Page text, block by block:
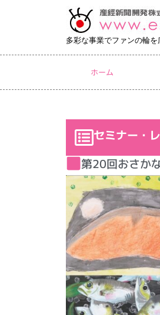
多彩な事業でファンの輪
ホーム
セミナー・
第20回おさか